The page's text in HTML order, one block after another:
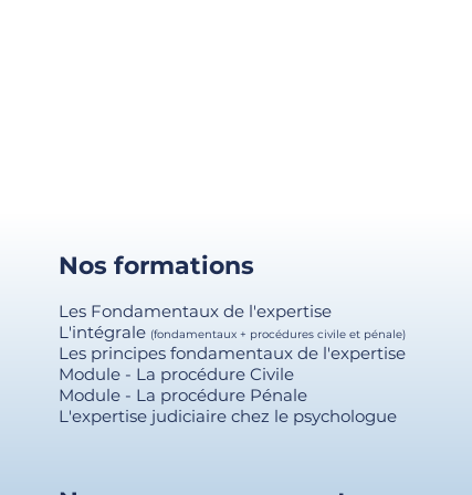
Nos formations
Les Fondamentaux de l'expertise
L'intégrale (fondamentaux + procédures civile et pénale)
Les principes fondamentaux de l'expertise
Module - La procédure Civile
Module - La procédure Pénale
L'expertise judiciaire chez le psychologue